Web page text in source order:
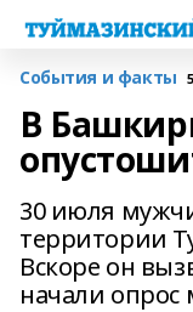
События и факты
В
30 июля
территории
Вскоре он
начали